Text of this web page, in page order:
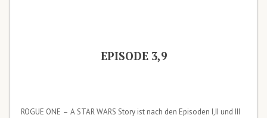
EPISODE 3,9
ROGUE ONE – A STAR WARS Story ist nach den Episoden I,II und III